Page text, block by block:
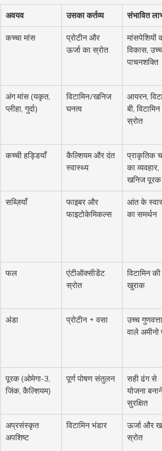
अवयव उसका कर्तव्य संभावित लाभ
कच्चा मांस
प्रोटीन और
ऊर्जा का स्रोत
मांसपेशियों
विकास, उच्च
पाचनशक्ति
अंग मांस (यकृत,
प्लीहा, गुर्दा)
विटामिन/खनिज
घनत्व
आयरन,
बी, विटामिन
स्रोत
कच्ची हड्डियाँ
कैल्शियम और दंत
स्वास्थ्य
प्राकृतिक
का व्यवहार,
खनिज पूरक
सब्ज़ियाँ
फाइबर और
फाइटोकेमिकल्स
आंत के
का समर्थन
फल
एंटीऑक्सीडेंट
स्रोत
विटामिन की
खुराक
अंडा प्रोटीन + वसा
उच्च गुणवत्ता
वाले अमीनो
पूरक (ओमेगा-3,
जिंक, कैल्शियम)
पूर्ण पोषण संतुलन
सही ढंग से
योजना
सुरक्षित
अप्रसंस्कृत
अपशिष्ट
विटामिन भंडार
ऊर्जा और
स्रोत